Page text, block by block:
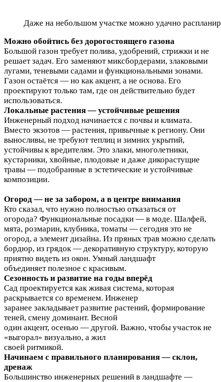
Даже на небольшом участке можно удачно
Можно обойтись без дорогостоящего газона
Большой газон требует полива, удобрений, стрижки и не
решает задач. Его заменяют миксбордерами, злаковыми
лугами, теневыми садами и функциональными зонами.
Газон остаётся — но как акцент, а не основа. Его
проектируют только там, где он действительно будет
использоваться.
Локальные растения — устойчивые решения
Инженерный подход начинается с почвы и климата.
Вместо экзотов — растения, привычные к региону. Они
выносливы, не требуют теплиц и зимних укрытий,
устойчивы к вредителям. Это злаки, многолетники,
кустарники, хвойные, плодовые и даже дикорастущие
травы — подобранные в эстетические и устойчивые
композиции.
Огород — не за забором, а в центре внимания
Кто сказал, что нужно полностью отказаться от
огорода? Функциональные посадки — в моде. Шалфей,
мята, розмарин, клубника, томаты — сегодня это не
огород, а элемент дизайна. Из пряных трав можно сделать
бордюр, из грядок — декоративную структуру, которую
приятно видеть из окон. Умный ландшафт
объединяет полезное с красивым.
Сезонность и развитие на годы вперёд
Сад проектируется как живая система, которая
раскрывается со временем. Инженер
заранее закладывает развитие растений, формирование
теней, смену доминант. Весной
один акцент, осенью — другой. Важно, чтобы участок не
«выгорал» визуально, а жил
своей ритмикой.
Начинаем с правильного планирования — склон,
дренаж
Большинство инженерных решений в ландшафте —